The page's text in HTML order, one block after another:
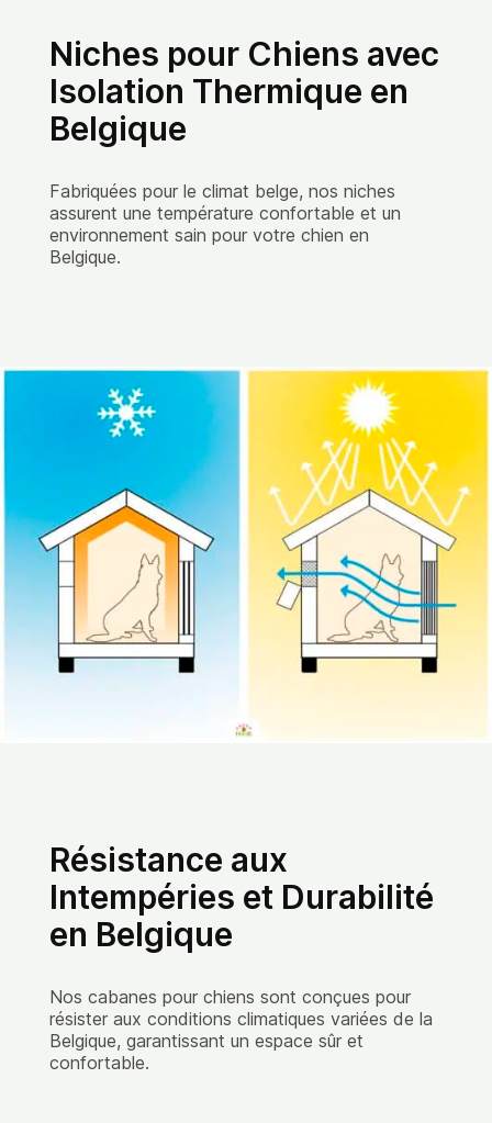
Niches pour Chiens avec
Isolation Thermique en
Belgique
Fabriquées pour le climat belge, nos niches
assurent une température confortable et un
environnement sain pour votre chien en
Belgique.
Résistance aux
Intempéries et Durabilité
en Belgique
Nos cabanes pour chiens sont conçues pour
résister aux conditions climatiques variées de la
Belgique, garantissant un espace sûr et
confortable.